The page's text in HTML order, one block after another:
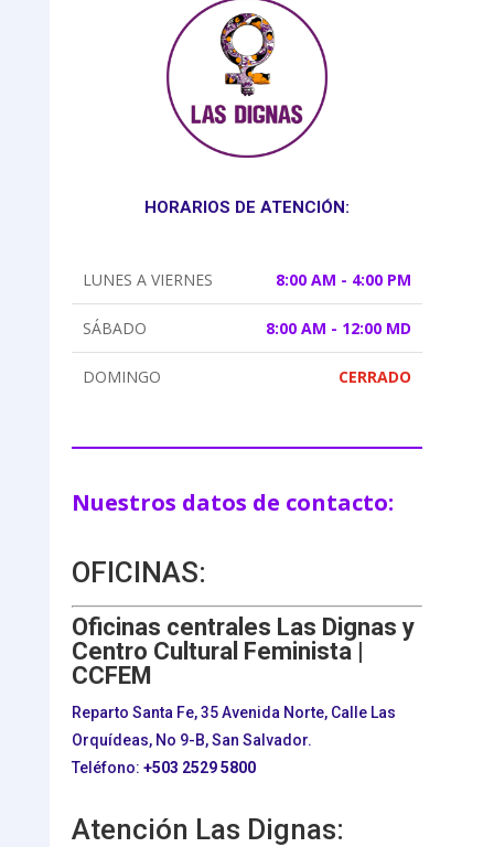
HORARIOS DE ATENCIÓN:
LUNES A VIERNES 8:00 AM - 4:00 PM
SÁBADO 8:00 AM - 12:00 MD
DOMINGO CERRADO
Nuestros datos de contacto:
OFICINAS:
Oficinas centrales Las Dignas y
Centro Cultural Feminista |
CCFEM
Reparto Santa Fe, 35 Avenida Norte, Calle Las
Orquídeas, No 9-B, San Salvador.
Teléfono: +503 2529 5800
Atención Las Dignas: